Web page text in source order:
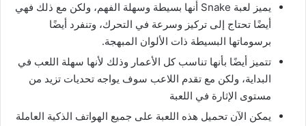
يميز لعبة Snake أنها بسيطة وسهلة الفهم، ولكن مع ذلك فهي
أيضًا تحتاج إلى تركيز وسرعة في التحرك، وتنفرد أيضًا
برسوماتها البسيطة ذات الألوان المبهجة.
تتميز أيضًا بأنها تناسب كل الأعمار وذلك لأنها سهلة اللعب في
البداية، ولكن مع تقدم اللاعب سوف يواجه تحديات تزيد من
مستوى الإثارة في اللعبة
يمكن الآن تحميل هذه اللعبة على جميع الهواتف الذكية العاملة